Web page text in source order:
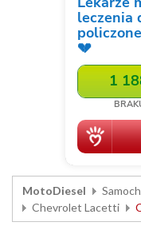
MotoDiesel
Chevrolet Lacetti